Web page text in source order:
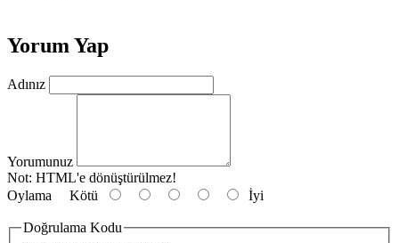
Yorum Yap
Adınız
Yorumunuz
Not: HTML'e dönüştürülmez!
Oylama Kötü İyi
Doğrulama Kodu